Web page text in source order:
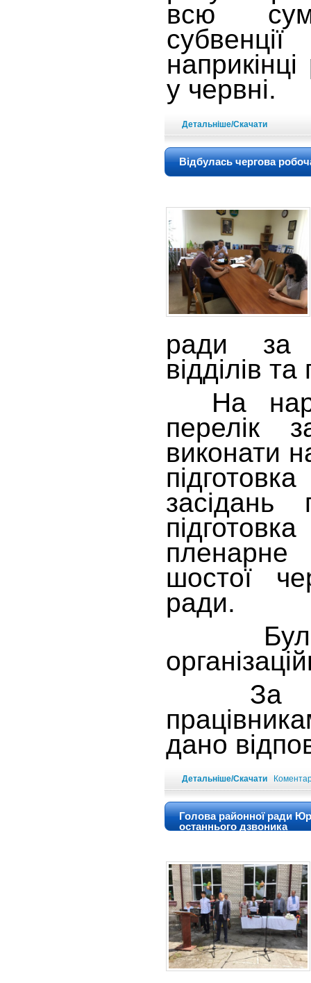
всю
у червні.
Детальніше/Скачати
Відбулась чергова
ради за
відділів
На
перелік
виконати
засідань
пленарне
шостої
ради.
Були
За
дано
Детальніше/Скачати
Голова районної ради
останнього дзвоника